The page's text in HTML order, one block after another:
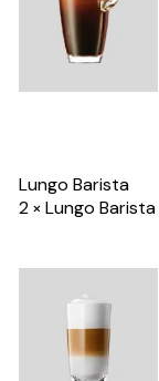
Lungo Barista
2 × Lungo Barista